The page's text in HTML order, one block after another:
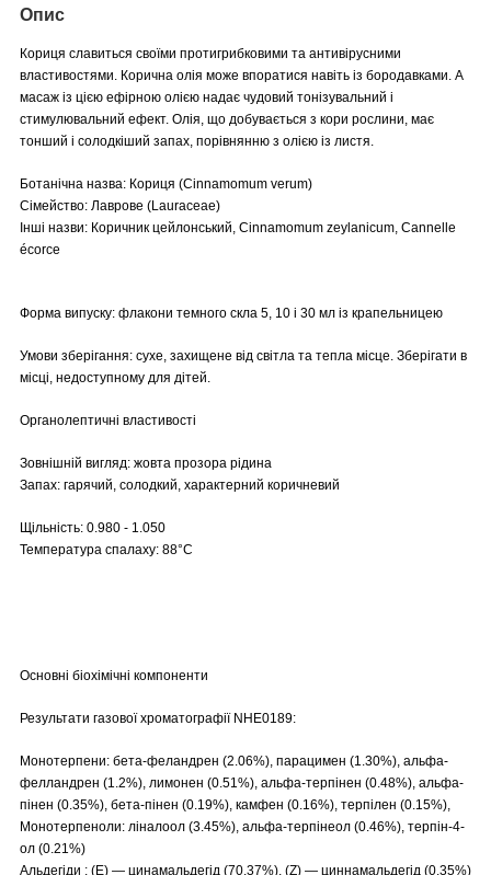
Опис
Кориця славиться своїми протигрибковими та антивірусними
властивостями. Корична олія може впоратися навіть із бородавками. А
масаж із цією ефірною олією надає чудовий тонізувальний і
стимулювальний ефект. Олія, що добувається з кори рослини, має
тонший і солодкіший запах, порівнянню з олією із листя.
Ботанічна назва: Кориця (Cinnamomum verum)
Сімейство: Лаврове (Lauraceae)
Інші назви: Коричник цейлонський, Cinnamomum zeylanicum, Cannelle
écorce
Форма випуску: флакони темного скла 5, 10 і 30 мл із крапельницею
Умови зберігання: сухе, захищене від світла та тепла місце. Зберігати в
місці, недоступному для дітей.
Органолептичні властивості
Зовнішній вигляд: жовта прозора рідина
Запах: гарячий, солодкий, характерний коричневий
Щільність: 0.980 - 1.050
Температура спалаху: 88°C
Основні біохімічні компоненти
Результати газової хроматографії NHE0189:
Монотерпени: бета-феландрен (2.06%), парацимен (1.30%), альфа-
фелландрен (1.2%), лимонен (0.51%), альфа-терпінен (0.48%), альфа-
пінен (0.35%), бета-пінен (0.19%), камфен (0.16%), терпілен (0.15%),
Монотерпеноли: ліналоол (3.45%), альфа-терпінеол (0.46%), терпін-4-
ол (0.21%)
Альдегіди : (E) — цинамальдегід (70.37%), (Z) — циннамальдегід (0.35%)